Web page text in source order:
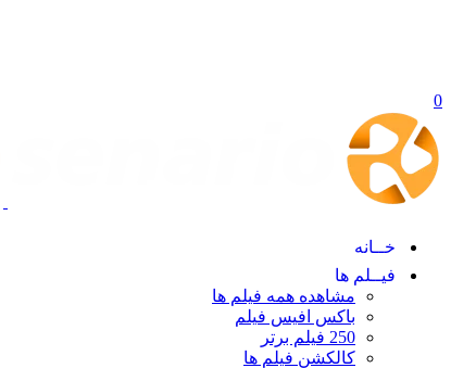
0
خــانه
فیــلم ها
مشاهده همه فیلم ها
باکس افیس فیلم
250 فیلم برتر
کالکشن فیلم ها